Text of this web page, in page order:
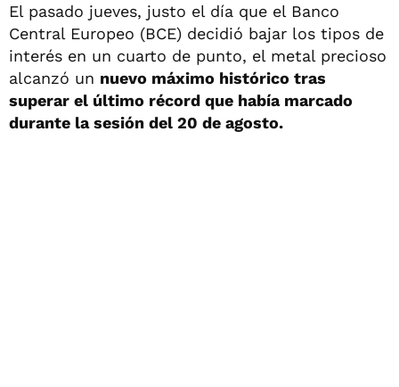
El pasado jueves, justo el día que el Banco
Central Europeo (BCE) decidió bajar los tipos de
interés en un cuarto de punto, el metal precioso
alcanzó un nuevo máximo histórico tras
superar el último récord que había marcado
durante la sesión del 20 de agosto.